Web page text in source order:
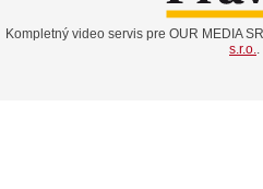
Kompletný video servis pre OUR MEDIA
s.r.o..